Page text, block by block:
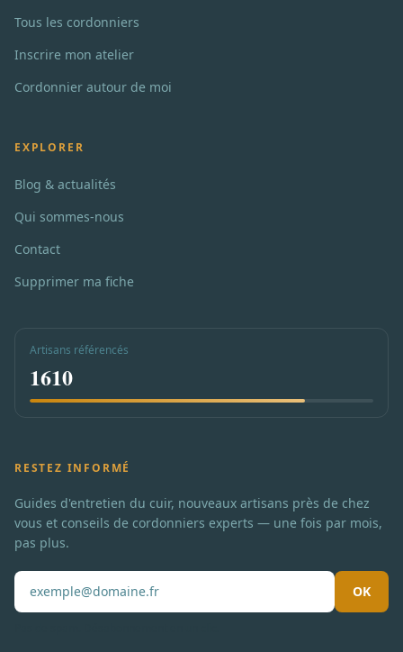
Tous les cordonniers
Inscrire mon atelier
Cordonnier autour de moi
EXPLORER
Blog & actualités
Qui sommes-nous
Contact
Supprimer ma fiche
Artisans référencés
1610
RESTEZ INFORMÉ
Guides d'entretien du cuir, nouveaux artisans près de chez
vous et conseils de cordonniers experts — une fois par mois,
pas plus.
OK